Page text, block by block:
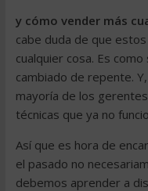
y cómo vender más
cabe duda de que
cualquier cosa. Es
cambiado de repente.
mayoría de los
técnicas que ya no
Así que es hora de
el pasado no
debemos aprender a